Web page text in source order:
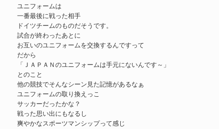
ユニフォームは
一番最後に戦った相手
ドイツチームのものだそうです。
試合が終わったあとに
お互いのユニフォームを交換するんですって
だから
「ＪＡＰＡＮのユニフォームは手元にないんです～」
とのこと
他の競技でそんなシーン見た記憶があるなぁ
ユニフォームの取り換えっこ
サッカーだったかな？
戦った思い出にもなるし
爽やかなスポーツマンシップって感じ